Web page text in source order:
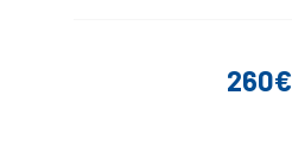
260€
Suivez-